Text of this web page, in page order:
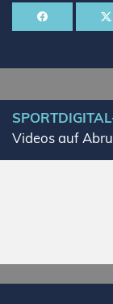
Videos auf
Lade